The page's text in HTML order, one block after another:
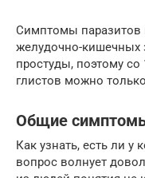
Симптомы паразитов
желудочно-кишечных
простуды, поэтому со
глистов можно
Общие
Как узнать, есть ли у
вопрос волнует